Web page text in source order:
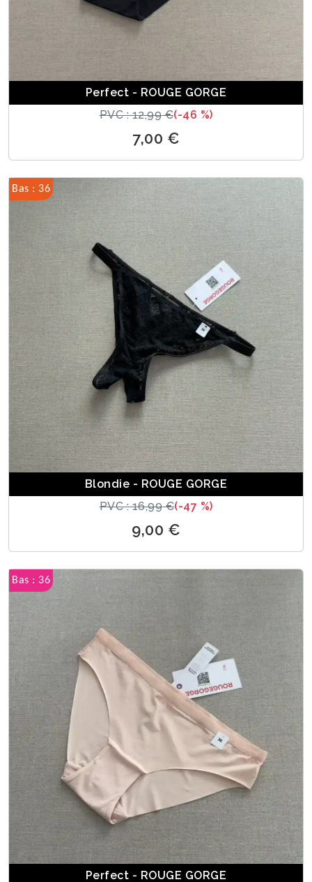
Perfect - ROUGE GORGE
PVC : 12,99 €(-46 %)
7,00 €
Bas : 36
Blondie - ROUGE GORGE
PVC : 16,99 €(-47 %)
9,00 €
Bas : 36
Perfect - ROUGE GORGE